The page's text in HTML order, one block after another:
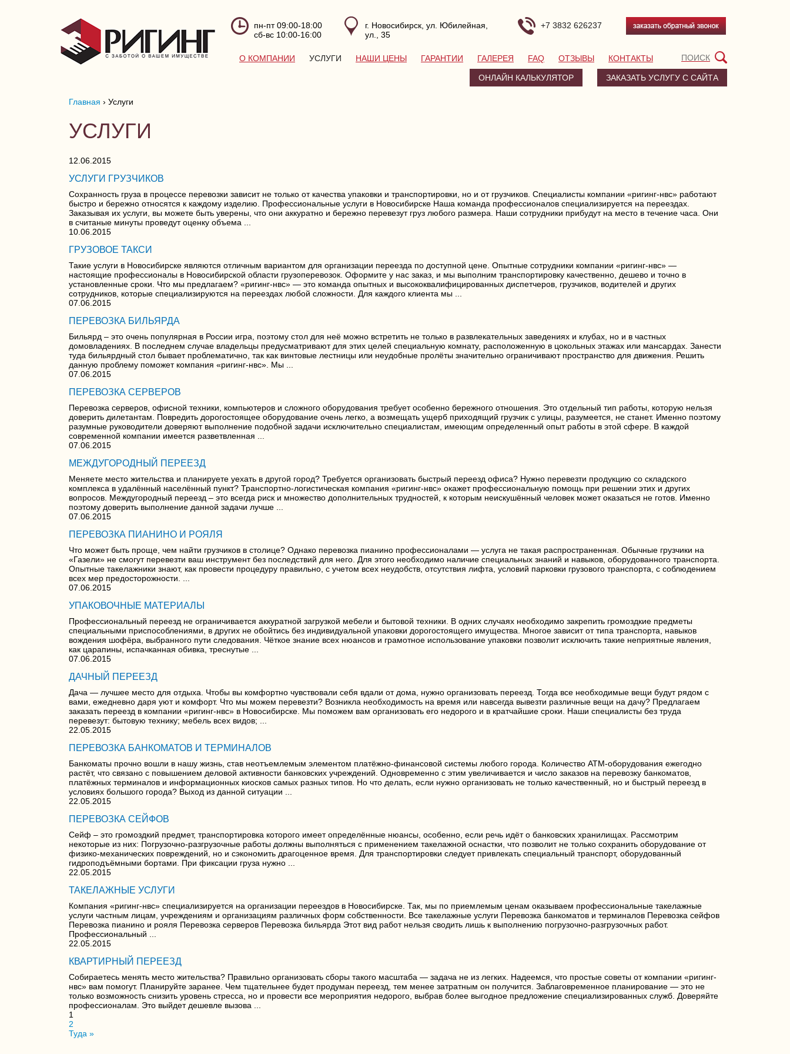
пн-пт 09:00-18:00
сб-вс 10:00-16:00
г. Новосибирск, ул. Юбилейная,
ул., 35
+7 3832 626237
О КОМПАНИИ УСЛУГИ НАШИ ЦЕНЫ ГАРАНТИИ ГАЛЕРЕЯ FAQ ОТЗЫВЫ КОНТАКТЫ
ЗАКАЗАТЬ УСЛУГУ С САЙТА
ОНЛАЙН КАЛЬКУЛЯТОР
Главная › Услуги
УСЛУГИ
12.06.2015
УСЛУГИ ГРУЗЧИКОВ
Сохранность груза в процессе перевозки зависит не только от качества упаковки и транспортировки, но и от грузчиков. Специалисты компании «ригинг-нвс» работают
быстро и бережно относятся к каждому изделию. Профессиональные услуги в Новосибирске Наша команда профессионалов специализируется на переездах.
Заказывая их услуги, вы можете быть уверены, что они аккуратно и бережно перевезут груз любого размера. Наши сотрудники прибудут на место в течение часа. Они
в считаные минуты проведут оценку объема ...
10.06.2015
ГРУЗОВОЕ ТАКСИ
Такие услуги в Новосибирске являются отличным вариантом для организации переезда по доступной цене. Опытные сотрудники компании «ригинг-нвс» —
настоящие профессионалы в Новосибирской области грузоперевозок. Оформите у нас заказ, и мы выполним транспортировку качественно, дешево и точно в
установленные сроки. Что мы предлагаем? «ригинг-нвс» — это команда опытных и высококвалифицированных диспетчеров, грузчиков, водителей и других
сотрудников, которые специализируются на переездах любой сложности. Для каждого клиента мы ...
07.06.2015
ПЕРЕВОЗКА БИЛЬЯРДА
Бильярд – это очень популярная в России игра, поэтому стол для неё можно встретить не только в развлекательных заведениях и клубах, но и в частных
домовладениях. В последнем случае владельцы предусматривают для этих целей специальную комнату, расположенную в цокольных этажах или мансардах. Занести
туда бильярдный стол бывает проблематично, так как винтовые лестницы или неудобные пролёты значительно ограничивают пространство для движения. Решить
данную проблему поможет компания «ригинг-нвс». Мы ...
07.06.2015
ПЕРЕВОЗКА СЕРВЕРОВ
Перевозка серверов, офисной техники, компьютеров и сложного оборудования требует особенно бережного отношения. Это отдельный тип работы, которую нельзя
доверить дилетантам. Повредить дорогостоящее оборудование очень легко, а возмещать ущерб приходящий грузчик с улицы, разумеется, не станет. Именно поэтому
разумные руководители доверяют выполнение подобной задачи исключительно специалистам, имеющим определенный опыт работы в этой сфере. В каждой
современной компании имеется разветвленная ...
07.06.2015
МЕЖДУГОРОДНЫЙ ПЕРЕЕЗД
Меняете место жительства и планируете уехать в другой город? Требуется организовать быстрый переезд офиса? Нужно перевезти продукцию со складского
комплекса в удалённый населённый пункт? Транспортно-логистическая компания «ригинг-нвс» окажет профессиональную помощь при решении этих и других
вопросов. Междугородный переезд – это всегда риск и множество дополнительных трудностей, к которым неискушённый человек может оказаться не готов. Именно
поэтому доверить выполнение данной задачи лучше ...
07.06.2015
ПЕРЕВОЗКА ПИАНИНО И РОЯЛЯ
Что может быть проще, чем найти грузчиков в столице? Однако перевозка пианино профессионалами — услуга не такая распространенная. Обычные грузчики на
«Газели» не смогут перевезти ваш инструмент без последствий для него. Для этого необходимо наличие специальных знаний и навыков, оборудованного транспорта.
Опытные такелажники знают, как провести процедуру правильно, с учетом всех неудобств, отсутствия лифта, условий парковки грузового транспорта, с соблюдением
всех мер предосторожности. ...
07.06.2015
УПАКОВОЧНЫЕ МАТЕРИАЛЫ
Профессиональный переезд не ограничивается аккуратной загрузкой мебели и бытовой техники. В одних случаях необходимо закрепить громоздкие предметы
специальными приспособлениями, в других не обойтись без индивидуальной упаковки дорогостоящего имущества. Многое зависит от типа транспорта, навыков
вождения шофёра, выбранного пути следования. Чёткое знание всех нюансов и грамотное использование упаковки позволит исключить такие неприятные явления,
как царапины, испачканная обивка, треснутые ...
07.06.2015
ДАЧНЫЙ ПЕРЕЕЗД
Дача — лучшее место для отдыха. Чтобы вы комфортно чувствовали себя вдали от дома, нужно организовать переезд. Тогда все необходимые вещи будут рядом с
вами, ежедневно даря уют и комфорт. Что мы можем перевезти? Возникла необходимость на время или навсегда вывезти различные вещи на дачу? Предлагаем
заказать переезд в компании «ригинг-нвс» в Новосибирске. Мы поможем вам организовать его недорого и в кратчайшие сроки. Наши специалисты без труда
перевезут: бытовую технику; мебель всех видов; ...
22.05.2015
ПЕРЕВОЗКА БАНКОМАТОВ И ТЕРМИНАЛОВ
Банкоматы прочно вошли в нашу жизнь, став неотъемлемым элементом платёжно-финансовой системы любого города. Количество АТМ-оборудования ежегодно
растёт, что связано с повышением деловой активности банковских учреждений. Одновременно с этим увеличивается и число заказов на перевозку банкоматов,
платёжных терминалов и информационных киосков самых разных типов. Но что делать, если нужно организовать не только качественный, но и быстрый переезд в
условиях большого города? Выход из данной ситуации ...
22.05.2015
ПЕРЕВОЗКА СЕЙФОВ
Сейф – это громоздкий предмет, транспортировка которого имеет определённые нюансы, особенно, если речь идёт о банковских хранилищах. Рассмотрим
некоторые из них: Погрузочно-разгрузочные работы должны выполняться с применением такелажной оснастки, что позволит не только сохранить оборудование от
физико-механических повреждений, но и сэкономить драгоценное время. Для транспортировки следует привлекать специальный транспорт, оборудованный
гидроподъёмными бортами. При фиксации груза нужно ...
22.05.2015
ТАКЕЛАЖНЫЕ УСЛУГИ
Компания «ригинг-нвс» специализируется на организации переездов в Новосибирске. Так, мы по приемлемым ценам оказываем профессиональные такелажные
услуги частным лицам, учреждениям и организациям различных форм собственности. Все такелажные услуги Перевозка банкоматов и терминалов Перевозка сейфов
Перевозка пианино и рояля Перевозка серверов Перевозка бильярда Этот вид работ нельзя сводить лишь к выполнению погрузочно-разгрузочных работ.
Профессиональный ...
22.05.2015
КВАРТИРНЫЙ ПЕРЕЕЗД
Собираетесь менять место жительства? Правильно организовать сборы такого масштаба — задача не из легких. Надеемся, что простые советы от компании «ригинг-
нвс» вам помогут. Планируйте заранее. Чем тщательнее будет продуман переезд, тем менее затратным он получится. Заблаговременное планирование — это не
только возможность снизить уровень стресса, но и провести все мероприятия недорого, выбрав более выгодное предложение специализированных служб. Доверяйте
профессионалам. Это выйдет дешевле вызова ...
1
2
Туда »